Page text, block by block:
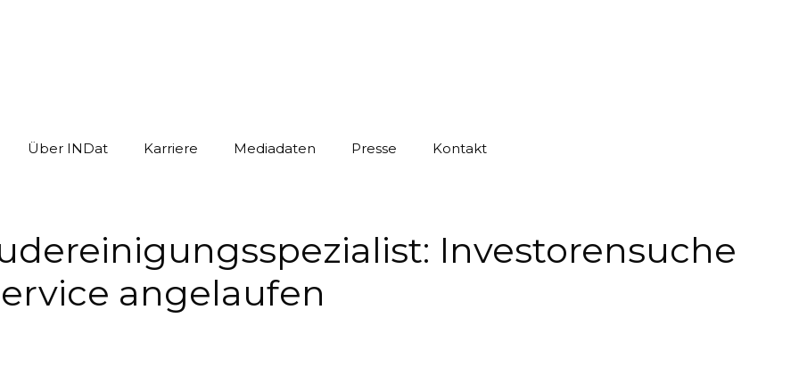
Über INDat Karriere Mediadaten Presse Kontakt
Investorensuche
angelaufen